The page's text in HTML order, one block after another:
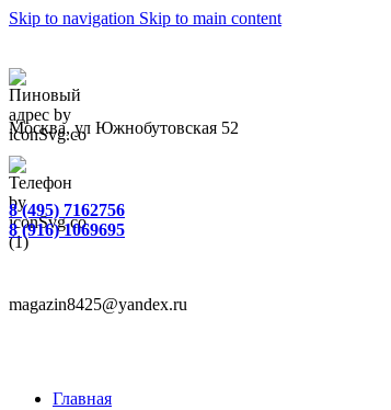
Skip to navigation Skip to main content
Москва, ул Южнобутовская 52
8 (495) 7162756
8 (916) 1069695
magazin8425@yandex.ru
Главная